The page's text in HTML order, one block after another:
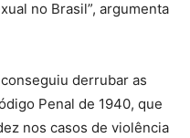
no Brasil”, argumenta
derrubar as
Penal de 1940, que
nos casos de violência